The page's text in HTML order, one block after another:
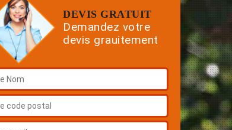
DEVIS GRATUIT
Demandez votre
devis grauitement